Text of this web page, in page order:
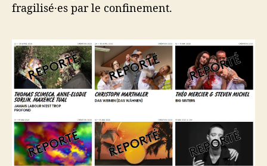
fragilisé·es par le confinement.